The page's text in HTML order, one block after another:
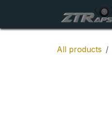
All products